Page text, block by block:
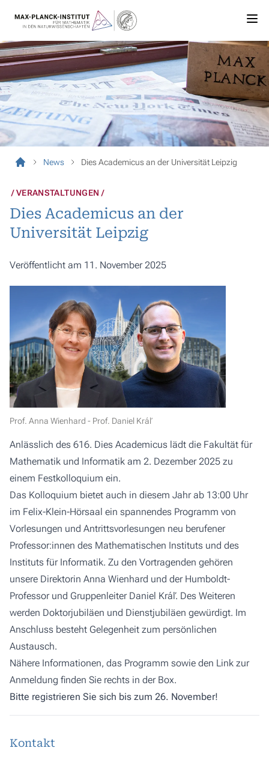
News Dies Academicus an der Universität Leipzig
VERANSTALTUNGEN
Dies Academicus an der
Universität Leipzig
Veröffentlicht am 11. November 2025
Prof. Anna Wienhard - Prof. Daniel Kráľ
Anlässlich des 616. Dies Academicus lädt die Fakultät für
Mathematik und Informatik am 2. Dezember 2025 zu
einem Festkolloquium ein.
Das Kolloquium bietet auch in diesem Jahr ab 13:00 Uhr
im Felix-Klein-Hörsaal ein spannendes Programm von
Vorlesungen und Antrittsvorlesungen neu berufener
Professor:innen des Mathematischen Instituts und des
Instituts für Informatik. Zu den Vortragenden gehören
unsere Direktorin Anna Wienhard und der Humboldt-
Professor und Gruppenleiter Daniel Kráľ. Des Weiteren
werden Doktorjubiläen und Dienstjubiläen gewürdigt. Im
Anschluss besteht Gelegenheit zum persönlichen
Austausch.
Nähere Informationen, das Programm sowie den Link zur
Anmeldung finden Sie rechts in der Box.
Bitte registrieren Sie sich bis zum 26. November!
Kontakt